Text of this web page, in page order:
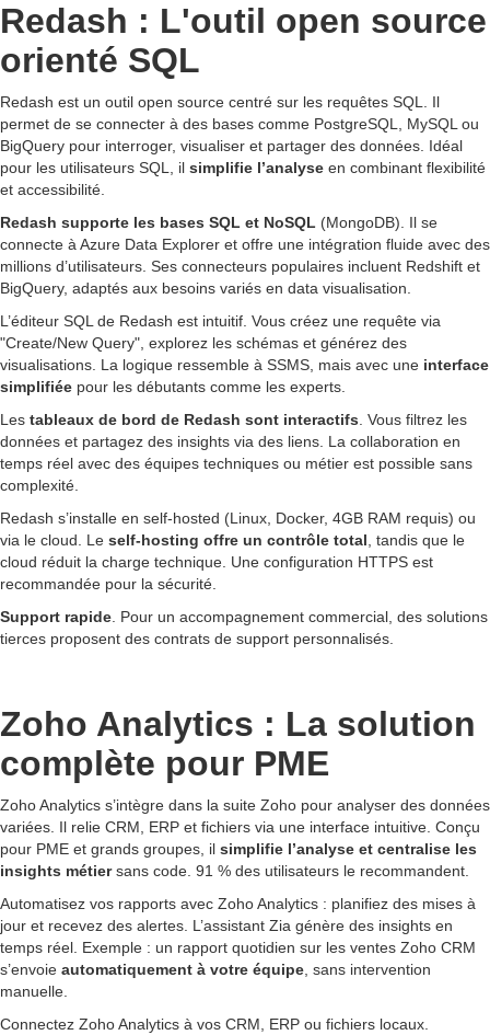
Redash : L'outil open source
orienté SQL
Redash est un outil open source centré sur les requêtes SQL. Il
permet de se connecter à des bases comme PostgreSQL, MySQL ou
BigQuery pour interroger, visualiser et partager des données. Idéal
pour les utilisateurs SQL, il simplifie l’analyse en combinant flexibilité
et accessibilité.
Redash supporte les bases SQL et NoSQL (MongoDB). Il se
connecte à Azure Data Explorer et offre une intégration fluide avec des
millions d’utilisateurs. Ses connecteurs populaires incluent Redshift et
BigQuery, adaptés aux besoins variés en data visualisation.
L’éditeur SQL de Redash est intuitif. Vous créez une requête via
"Create/New Query", explorez les schémas et générez des
visualisations. La logique ressemble à SSMS, mais avec une interface
simplifiée pour les débutants comme les experts.
Les tableaux de bord de Redash sont interactifs . Vous filtrez les
données et partagez des insights via des liens. La collaboration en
temps réel avec des équipes techniques ou métier est possible sans
complexité.
Redash s’installe en self-hosted (Linux, Docker, 4GB RAM requis) ou
via le cloud. Le self-hosting offre un contrôle total , tandis que le
cloud réduit la charge technique. Une configuration HTTPS est
recommandée pour la sécurité.
Support rapide . Pour un accompagnement commercial, des solutions
tierces proposent des contrats de support personnalisés.
Zoho Analytics : La solution
complète pour PME
Zoho Analytics s’intègre dans la suite Zoho pour analyser des données
variées. Il relie CRM, ERP et fichiers via une interface intuitive. Conçu
pour PME et grands groupes, il simplifie l’analyse et centralise les
insights métiersans code. 91 % des utilisateurs le recommandent.
Automatisez vos rapports avec Zoho Analytics : planifiez des mises à
jour et recevez des alertes. L’assistant Zia génère des insights en
temps réel. Exemple : un rapport quotidien sur les ventes Zoho CRM
s’envoie automatiquement à votre équipe , sans intervention
manuelle.
Connectez Zoho Analytics à vos CRM, ERP ou fichiers locaux.